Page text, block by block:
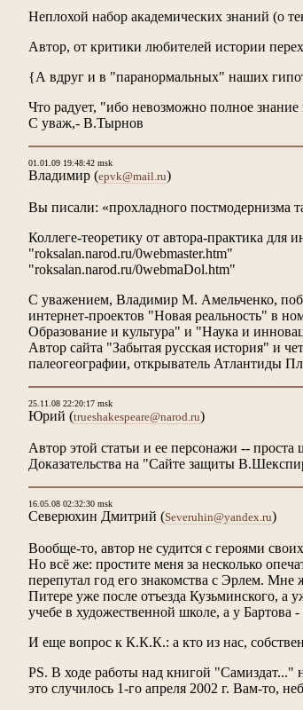
Неплохой набор академических знаний (о
Автор, от критики любителей истории
{А вдруг и в "паранормальных" наших
Что радует, "ибо невозможно полное
С уваж,- В.Тырнов
01.01.09 19:48:42 msk
Владимир (epvk@mail.ru)
Вы писали: «прохладного постмодернизма
Коллеге-теоретику от автора-практика для
"roksalan.narod.ru/0webmaster.htm"
"roksalan.narod.ru/0webmaDol.htm"
С уважением, Владимир М. Амельченко,
интернет-проектов "Новая реальность" в
Образование и культура" и "Наука и
Автор сайта "Забытая русская история" и
палеогеографии, открыватель Атлантиды
25.11.08 22:20:17 msk
Юрий (trueshakespeare@narod.ru)
Автор этой статьи и ее персонажи --
Доказательства на "Сайте защиты
16.05.08 02:32:30 msk
Северюхин Дмитрий (Severuhin@yandex.ru)
Вообще-то, автор не судится с героями
Но всё же: простите меня за несколько
перепутал год его знакомства с Эрлем.
Питере уже после отъезда Кузьминского, а
учебе в художественной школе, а у Бартова
И еще вопрос к К.К.К.: а кто из нас,
PS. В ходе работы над книгой "Самиздат..."
это случилось 1-го апреля 2002 г. Вам-то,